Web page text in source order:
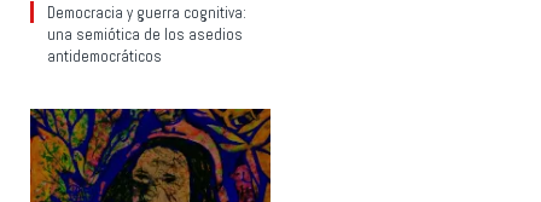
Democracia y guerra cognitiva:
una semiótica de los asedios
antidemocráticos